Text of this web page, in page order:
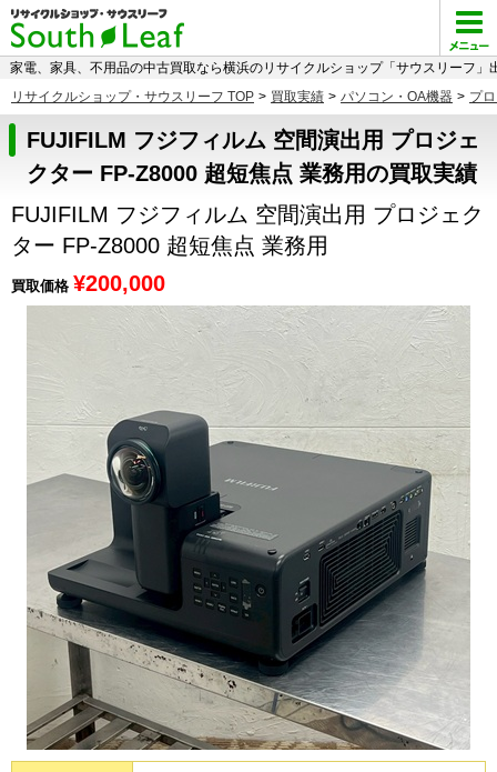
家電、家具、不用品の中古買取なら横浜のリサイクルショップ「サウスリーフ」
リサイクルショップ・サウスリーフ TOP > 買取実績 > パソコン・OA機器 > プ
FUJIFILM フジフィルム 空間演出用 プロジェ
クター FP-Z8000 超短焦点 業務用の買取実績
FUJIFILM フジフィルム 空間演出用 プロジェク
ター FP-Z8000 超短焦点 業務用
買取価格 ¥200,000